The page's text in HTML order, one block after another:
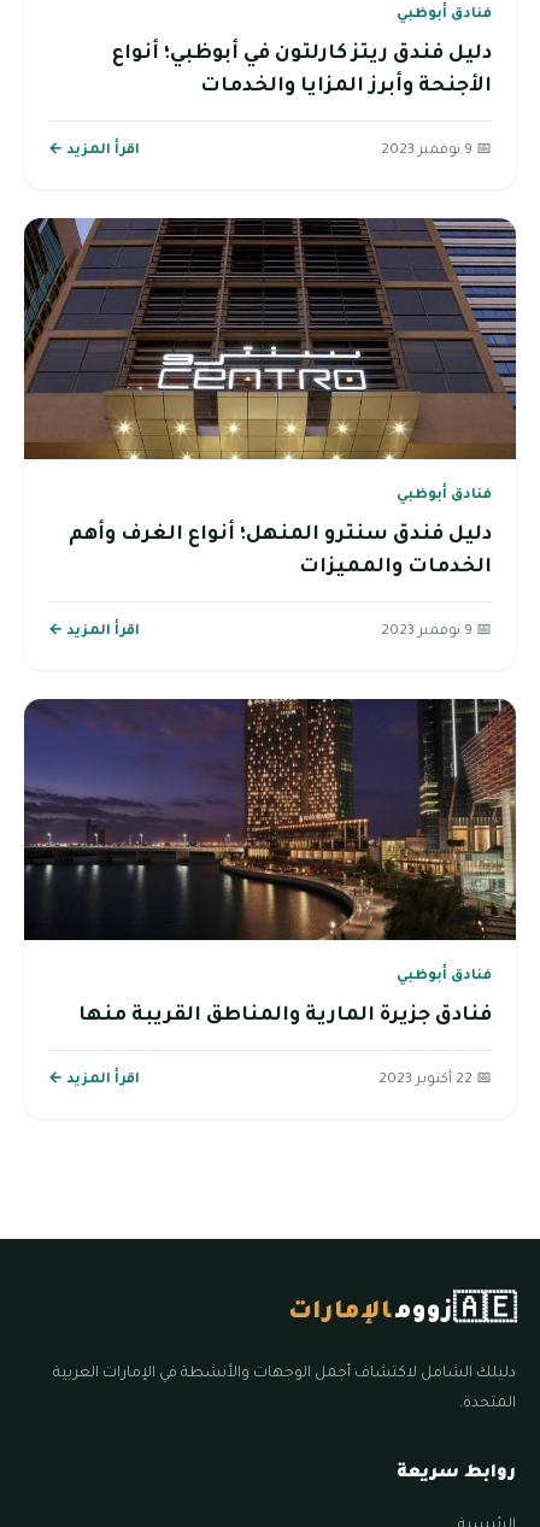
فنادق أبوظبي
دليل فندق ريتز كارلتون في أبوظبي؛ أنواع
الأجنحة وأبرز المزايا والخدمات
📅 9 نوفمبر 2023 اقرأ المزيد ←
فنادق أبوظبي
دليل فندق سنترو المنهل؛ أنواع الغرف وأهم
الخدمات والمميزات
📅 9 نوفمبر 2023 اقرأ المزيد ←
فنادق أبوظبي
فنادق جزيرة المارية والمناطق القريبة منها
📅 22 أكتوبر 2023 اقرأ المزيد ←
🇦🇪زوومالإمارات
دليلك الشامل لاكتشاف أجمل الوجهات والأنشطة في الإمارات العربية
المتحدة.
روابط سريعة